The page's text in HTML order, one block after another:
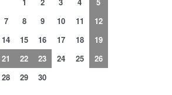
7 8 9 10 11
12
14 15 16 17 18
19
21 22 23 24 25
26
28 29 30